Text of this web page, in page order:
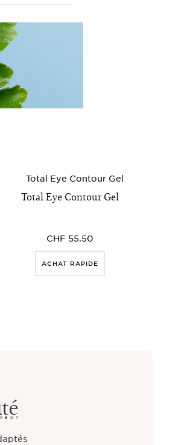
Total Eye Contour Gel
CHF 55.50
ACHAT RAPIDE